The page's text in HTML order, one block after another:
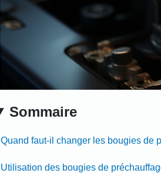
Sommaire
Quand faut-il changer les bougies de
Utilisation des bougies de